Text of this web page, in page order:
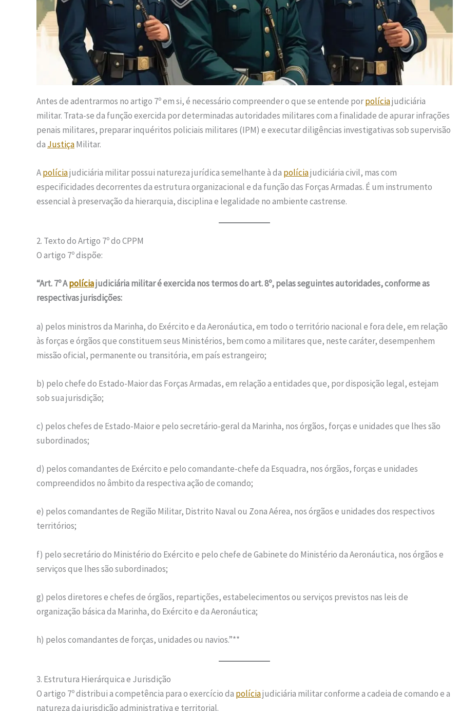
Antes de adentrarmos no artigo 7º em si, é necessário compreender o que se entende porpolíciajudiciária
militar. Trata-se da função exercida por determinadas autoridades militares com a finalidade de apurar infrações
penais militares, preparar inquéritos policiais militares (IPM) e executar diligências investigativas sob supervisão
da JustiçaMilitar.
Apolíciajudiciária militar possui natureza jurídica semelhante à da políciajudiciária civil, mas com
especificidades decorrentes da estrutura organizacional e da função das Forças Armadas. É um instrumento
essencial à preservação da hierarquia, disciplina e legalidade no ambiente castrense.
2. Texto do Artigo 7º do CPPM
O artigo 7º dispõe:
“Art. 7º Apolíciajudiciária militar é exercida nos termos do art. 8º, pelas seguintes autoridades, conforme as
respectivas jurisdições:
a) pelos ministros da Marinha, do Exército e da Aeronáutica, em todo o território nacional e fora dele, em relação
às forças e órgãos que constituem seus Ministérios, bem como a militares que, neste caráter, desempenhem
missão oficial, permanente ou transitória, em país estrangeiro;
b) pelo chefe do Estado-Maior das Forças Armadas, em relação a entidades que, por disposição legal, estejam
sob sua jurisdição;
c) pelos chefes de Estado-Maior e pelo secretário-geral da Marinha, nos órgãos, forças e unidades que lhes são
subordinados;
d) pelos comandantes de Exército e pelo comandante-chefe da Esquadra, nos órgãos, forças e unidades
compreendidos no âmbito da respectiva ação de comando;
e) pelos comandantes de Região Militar, Distrito Naval ou Zona Aérea, nos órgãos e unidades dos respectivos
territórios;
f) pelo secretário do Ministério do Exército e pelo chefe de Gabinete do Ministério da Aeronáutica, nos órgãos e
serviços que lhes são subordinados;
g) pelos diretores e chefes de órgãos, repartições, estabelecimentos ou serviços previstos nas leis de
organização básica da Marinha, do Exército e da Aeronáutica;
h) pelos comandantes de forças, unidades ou navios.”**
3. Estrutura Hierárquica e Jurisdição
O artigo 7º distribui a competência para o exercício da políciajudiciária militar conforme a cadeia de comando e a
natureza da jurisdição administrativa e territorial.